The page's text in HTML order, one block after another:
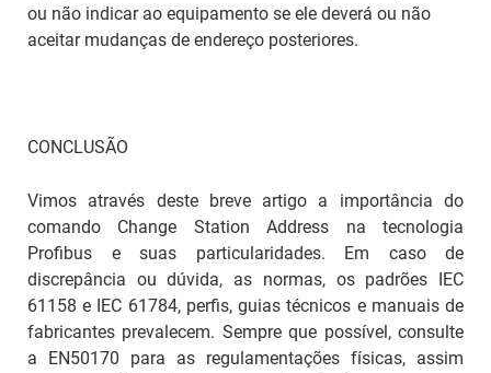
ou não indicar ao equipamento se ele deverá ou não
aceitar mudanças de endereço posteriores.
CONCLUSÃO
Vimos através deste breve artigo a importância do
comando Change Station Address na tecnologia
Profibus e suas particularidades. Em caso de
discrepância ou dúvida, as normas, os padrões IEC
61158 e IEC 61784, perfis, guias técnicos e manuais de
fabricantes prevalecem. Sempre que possível, consulte
a EN50170 para as regulamentações físicas, assim